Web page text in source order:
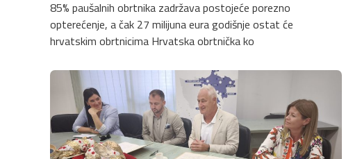
85% paušalnih obrtnika zadržava postojeće porezno
opterećenje, a čak 27 milijuna eura godišnje ostat će
hrvatskim obrtnicima Hrvatska obrtnička ko